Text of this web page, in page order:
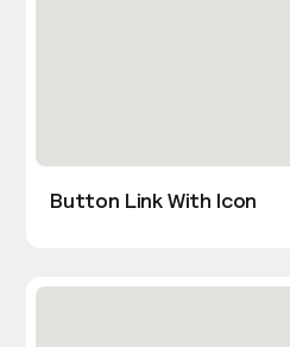
Button Link With Icon